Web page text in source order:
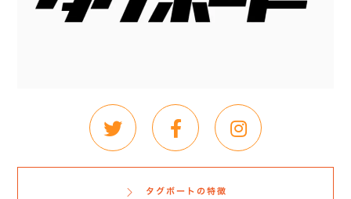
タグボートの特徴